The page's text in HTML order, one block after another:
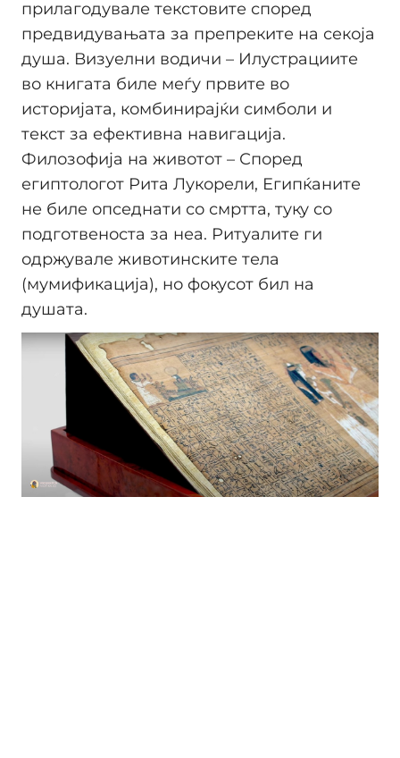
прилагодувале текстовите според
предвидувањата за препреките на секоја
душа. Визуелни водичи – Илустрациите
во книгата биле меѓу првите во
историјата, комбинирајќи симболи и
текст за ефективна навигација.
Филозофија на животот – Според
египтологот Рита Лукорели, Египќаните
не биле опседнати со смртта, туку со
подготвеноста за неа. Ритуалите ги
одржувале животинските тела
(мумификација), но фокусот бил на
душата.